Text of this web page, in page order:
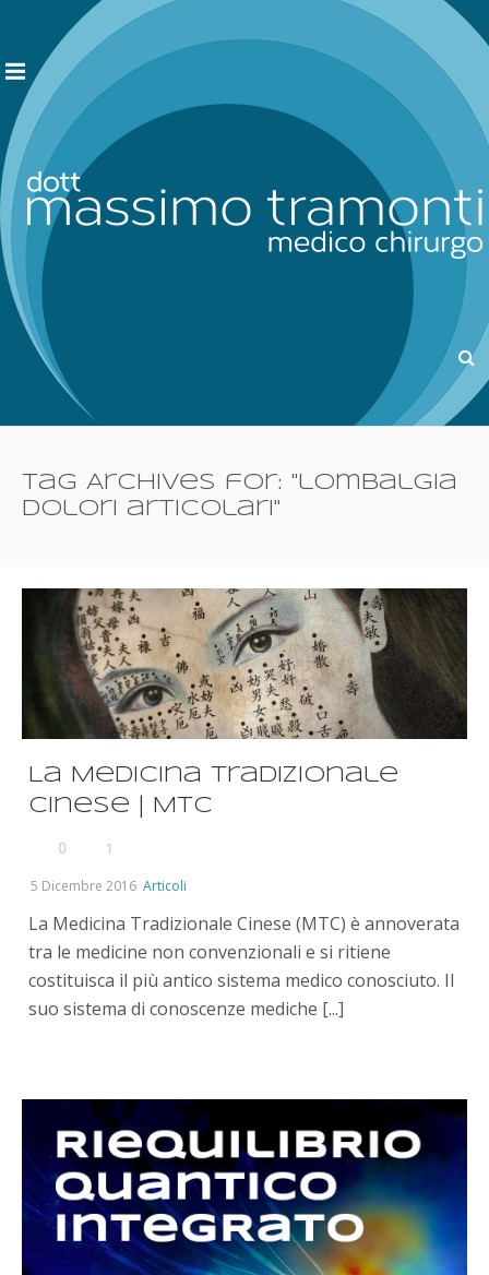
Tag Archives for: "lombalgia
dolori articolari"
La Medicina Tradizionale
Cinese | MTC
0
1
5 Dicembre 2016 Articoli
La Medicina Tradizionale Cinese (MTC) è annoverata
tra le medicine non convenzionali e si ritiene
costituisca il più antico sistema medico conosciuto. Il
suo sistema di conoscenze mediche [...]